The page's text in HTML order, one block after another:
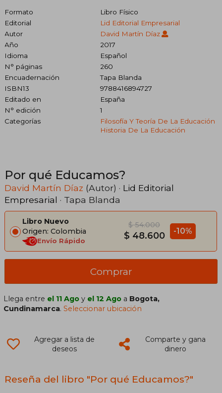
Formato
Libro Físico
Editorial
Lid Editorial Empresarial
Autor
David Martín Díaz
Año
2017
Idioma
Español
N° páginas
260
Encuadernación
Tapa Blanda
ISBN13
9788416894727
Editado en
España
N° edición
1
Categorías
Filosofía Y Teoría De La Educación
Historia De La Educación
Por qué Educamos?
David Martín Díaz (Autor) · Lid Editorial
Empresarial · Tapa Blanda
Libro Nuevo
Origen: Colombia
Envío Rápido
$ 54.000
$ 48.600 -10%
Comprar
Llega entre el 11 Ago y el 12 Ago a Bogota,
Cundinamarca.Seleccionar ubicación
Agregar a lista de
deseos
Comparte y gana
dinero
Reseña del libro "Por qué Educamos?"